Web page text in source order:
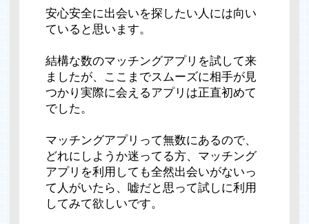
安心安全に出会いを探したい人には向い
ていると思います。
結構な数のマッチングアプリを試して来
ましたが、ここまでスムーズに相手が見
つかり実際に会えるアプリは正直初めて
でした。
マッチングアプリって無数にあるので、
どれにしようか迷ってる方、マッチング
アプリを利用しても全然出会いがないっ
て人がいたら、嘘だと思って試しに利用
してみて欲しいです。